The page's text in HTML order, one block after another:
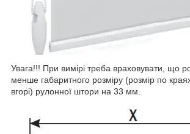
Увага!!! При вимірі треба враховувати, що
менше габаритного розміру (розмір по
вгорі) рулонної штори на 33 мм.